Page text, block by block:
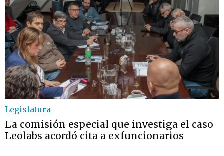
Legislatura
La comisión especial que investiga el caso
Leolabs acordó cita a exfuncionarios